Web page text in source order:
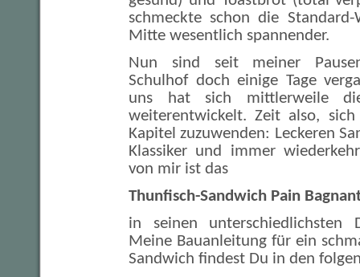
schmeckte schon die
Mitte wesentlich spannender.
Nun sind seit meiner
Schulhof doch einige Tage
uns hat sich mittlerweile
weiterentwickelt. Zeit also,
Kapitel zuzuwenden: Leckeren
Klassiker und immer
von mir ist das
Thunfisch-Sandwich Pain
in seinen unterschiedlichsten
Meine Bauanleitung für ein
Sandwich findest Du in den